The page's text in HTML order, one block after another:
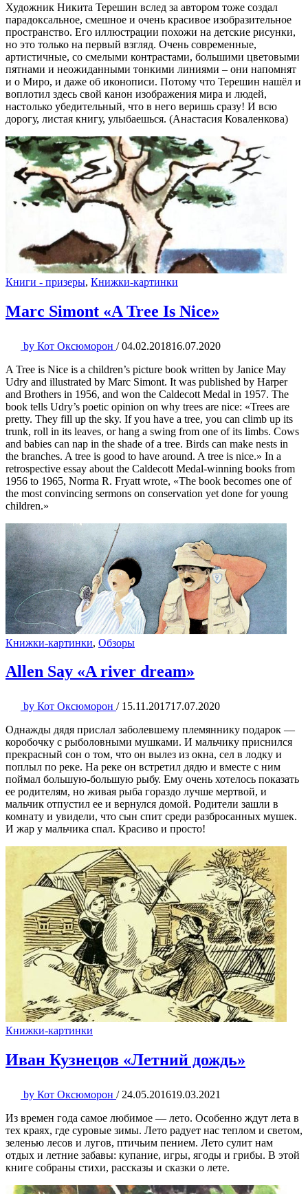
Художник Никита Терешин вслед за автором тоже создал
парадоксальное, смешное и очень красивое изобразительное
пространство. Его иллюстрации похожи на детские рисунки,
но это только на первый взгляд. Очень современные,
артистичные, со смелыми контрастами, большими цветовыми
пятнами и неожиданными тонкими линиями – они напомнят
и о Миро, и даже об иконописи. Потому что Терешин нашёл и
воплотил здесь свой канон изображения мира и людей,
настолько убедительный, что в него веришь сразу! И всю
дорогу, листая книгу, улыбаешься. (Анастасия Коваленкова)
Книги - призеры, Книжки-картинки
Marc Simont «A Tree Is Nice»
by Кот Оксюморон / 04.02.201816.07.2020
A Tree is Nice is a children’s picture book written by Janice May
Udry and illustrated by Marc Simont. It was published by Harper
and Brothers in 1956, and won the Caldecott Medal in 1957. The
book tells Udry’s poetic opinion on why trees are nice: «Trees are
pretty. They fill up the sky. If you have a tree, you can climb up its
trunk, roll in its leaves, or hang a swing from one of its limbs. Cows
and babies can nap in the shade of a tree. Birds can make nests in
the branches. A tree is good to have around. A tree is nice.» In a
retrospective essay about the Caldecott Medal-winning books from
1956 to 1965, Norma R. Fryatt wrote, «The book becomes one of
the most convincing sermons on conservation yet done for young
children.»
Книжки-картинки, Обзоры
Allen Say «A river dream»
by Кот Оксюморон / 15.11.201717.07.2020
Однажды дядя прислал заболевшему племяннику подарок —
коробочку с рыболовными мушками. И мальчику приснился
прекрасный сон о том, что он вылез из окна, сел в лодку и
поплыл по реке. На реке он встретил дядю и вместе с ним
поймал большую-большую рыбу. Ему очень хотелось показать
ее родителям, но живая рыба гораздо лучше мертвой, и
мальчик отпустил ее и вернулся домой. Родители зашли в
комнату и увидели, что сын спит среди разбросанных мушек.
И жар у мальчика спал. Красиво и просто!
Книжки-картинки
Иван Кузнецов «Летний дождь»
by Кот Оксюморон / 24.05.201619.03.2021
Из времен года самое любимое — лето. Особенно ждут лета в
тех краях, где суровые зимы. Лето радует нас теплом и светом,
зеленью лесов и лугов, птичьим пением. Лето сулит нам
отдых и летние забавы: купание, игры, ягоды и грибы. В этой
книге собраны стихи, рассказы и сказки о лете.